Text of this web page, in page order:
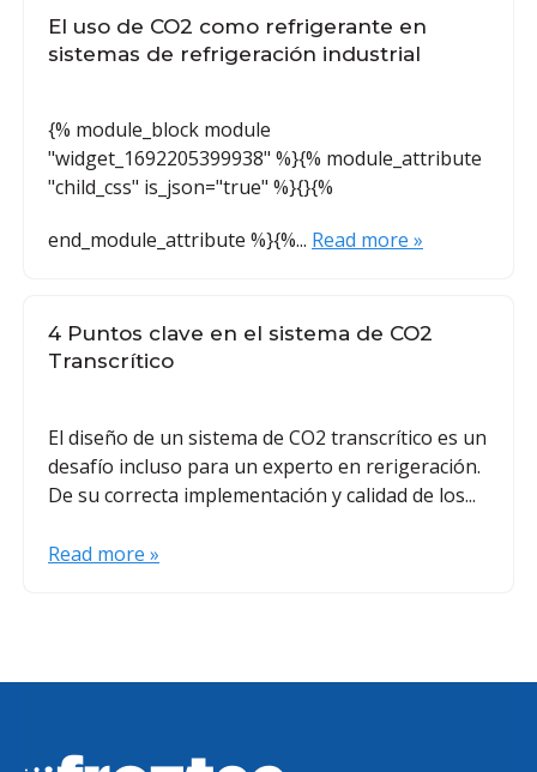
El uso de CO2 como refrigerante en
sistemas de refrigeración industrial
{% module_block module
"widget_1692205399938" %}{% module_attribute
"child_css" is_json="true" %}{}{%
end_module_attribute %}{%... Read more »
4 Puntos clave en el sistema de CO2
Transcrítico
El diseño de un sistema de CO2 transcrítico es un
desafío incluso para un experto en rerigeración.
De su correcta implementación y calidad de los...
Read more »